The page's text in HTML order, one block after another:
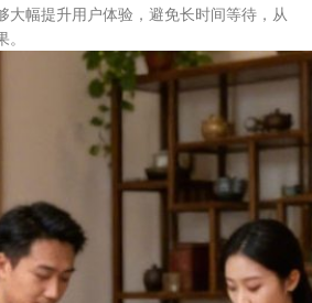
大幅提升用户体验，避免长时间等待，从